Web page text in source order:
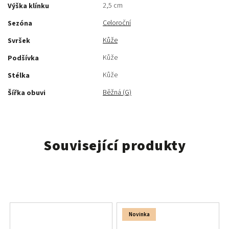
Výška klínku
2,5 cm
Sezóna
Celoroční
Svršek
Kůže
Podšívka
Kůže
Stélka
Kůže
Šířka obuvi
Běžná (G)
Související produkty
Novinka